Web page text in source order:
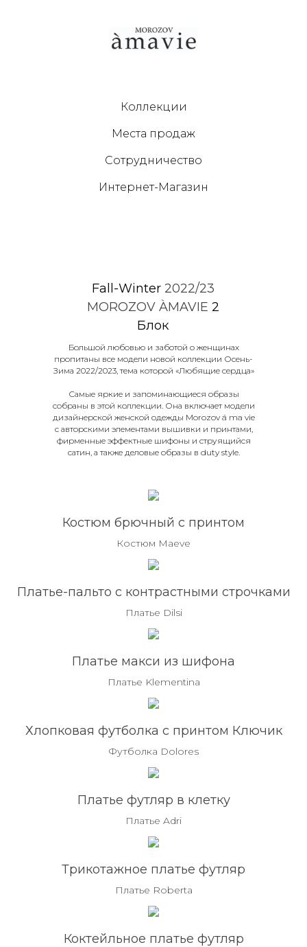
Коллекции
Места продаж
Сотрудничество
Интернет-Магазин
Большой любовью и заботой о женщинах
пропитаны все модели новой коллекции Осень-
Зима 2022/2023, тема которой «Любящие сердца»
Самые яркие и запоминающиеся образы
собраны в этой коллекции. Она включает модели
дизайнерской женской одежды Morozov á ma vie
с авторскими элементами вышивки и принтами,
фирменные эффектные шифоны и струящийся
сатин, а также деловые образы в duty style.
Fall-Winter2022/23
MOROZOV ÀMAVIE 2
Блок
Костюм брючный с принтом
Костюм Maeve
Платье-пальто с контрастными строчками
Платье Dilsi
Платье макси из шифона
Платье Klementina
Хлопковая футболка с принтом Ключик
Футболка Dolores
Платье футляр в клетку
Платье Adri
Трикотажное платье футляр
Платье Roberta
Коктейльное платье футляр